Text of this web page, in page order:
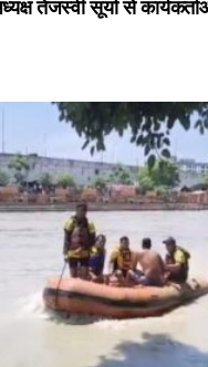
तेजस्वी सूर्या से